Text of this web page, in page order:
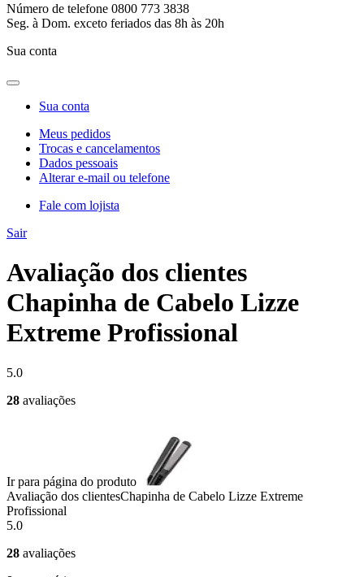
Número de telefone 0800 773 3838
Seg. à Dom. exceto feriados das 8h às 20h
Sua conta
Sua conta
Meus pedidos
Trocas e cancelamentos
Dados pessoais
Alterar e-mail ou telefone
Fale com lojista
Sair
Avaliação dos clientes
Chapinha de Cabelo Lizze
Extreme Profissional
5.0
28 avaliações
Ir para página do produto
Avaliação dos clientesChapinha de Cabelo Lizze Extreme
Profissional
5.0
28 avaliações